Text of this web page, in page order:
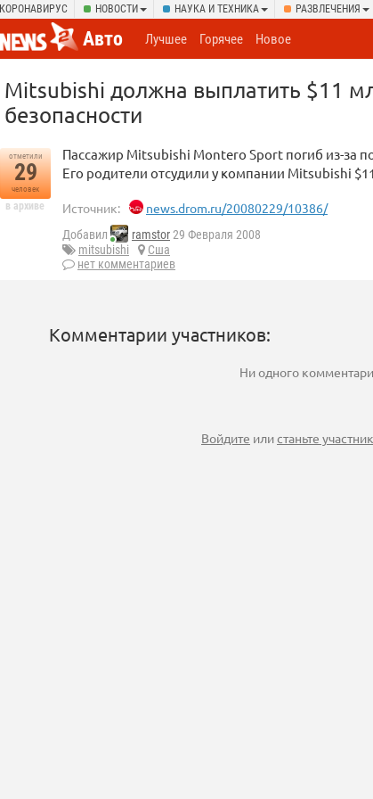
КОРОНАВИРУС НОВОСТИ НАУКА И ТЕХНИКА РАЗВЛЕЧЕНИЯ
Авто Лучшее Горячее Новое
Mitsubishi должна выплатить $11
безопасности
отметили
29
человек
в архиве
Пассажир Mitsubishi Montero Sport погиб из-за
Его родители отсудили у компании Mitsubishi
Источник: news.drom.ru/20080229/10386/
Добавил ramstor29 Февраля 2008
mitsubishi
Сша
нет комментариев
Комментарии участников:
Ни одного
Войдите илистаньте